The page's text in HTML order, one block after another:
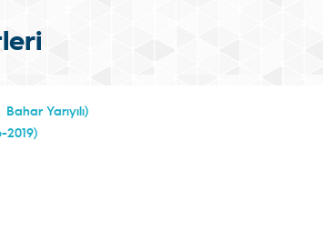
Yarıyılı)
2019)